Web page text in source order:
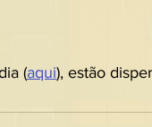
(aqui), estão